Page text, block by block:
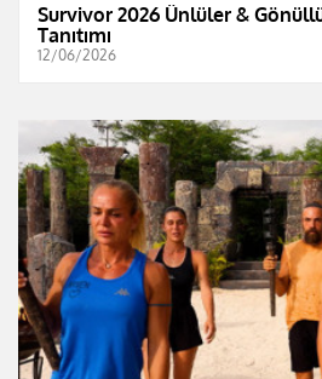
Survivor 2026 Ünlüler &
Tanıtımı
12/06/2026